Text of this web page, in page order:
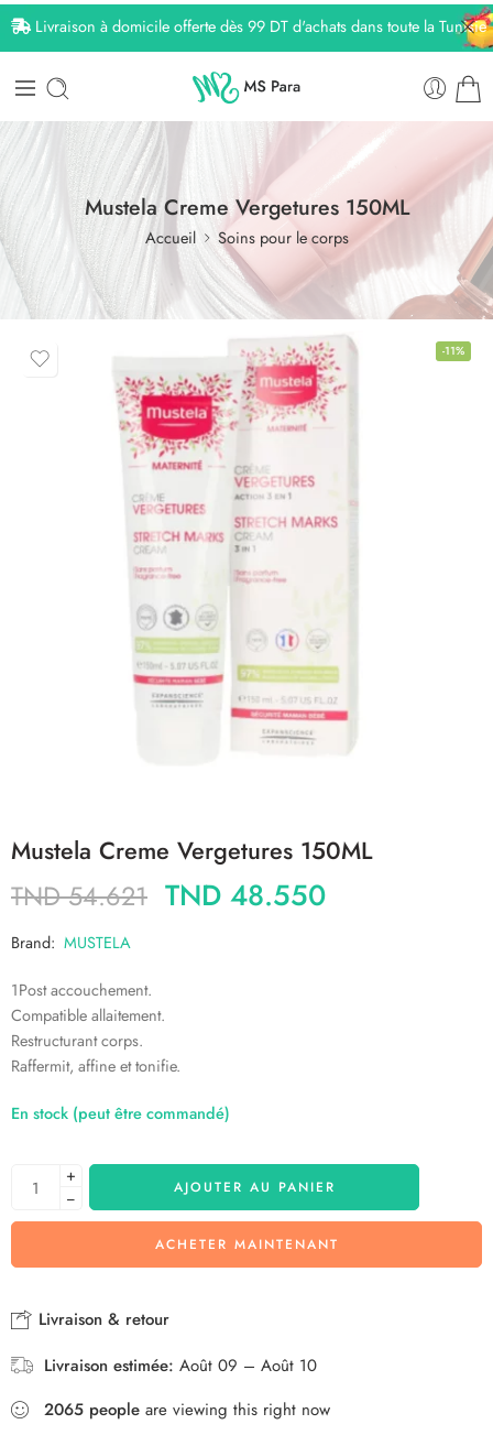
Livraison à domicile offerte dès 99 DT d'achats dans toute la Tunisie
Mustela Creme Vergetures 150ML
Accueil Soins pour le corps
-11%
Mustela Creme Vergetures 150ML
TND54.621 TND 48.550
Brand: MUSTELA
1Post accouchement.
Compatible allaitement.
Restructurant corps.
Raffermit, affine et tonifie.
En stock (peut être commandé)
+
−
AJOUTER AU PANIER
ACHETER MAINTENANT
Livraison & retour
Livraison estimée: Août 09 – Août 10
2065 people are viewing this right now